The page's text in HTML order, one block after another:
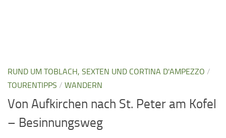
RUND UM TOBLACH, SEXTEN UND CORTINA D'AMPEZZO /
TOURENTIPPS / WANDERN
Von Aufkirchen nach St. Peter am Kofel
– Besinnungsweg